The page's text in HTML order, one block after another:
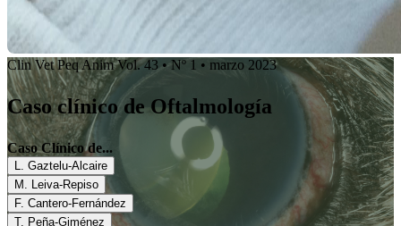
Clin Vet Peq Anim Vol. 43 • Nº 1 • marzo 2023
Caso clínico de Oftalmología
Caso Clínico de...
L. Gaztelu-Alcaire
M. Leiva-Repiso
F. Cantero-Fernández
T. Peña-Giménez